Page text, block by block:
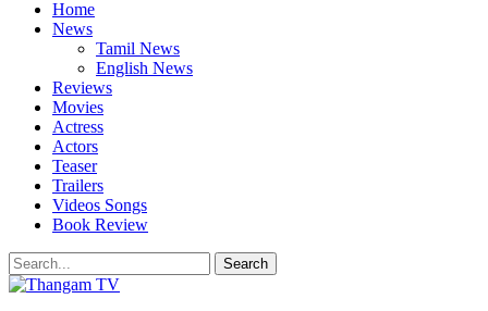
Home
News
Tamil News
English News
Reviews
Movies
Actress
Actors
Teaser
Trailers
Videos Songs
Book Review